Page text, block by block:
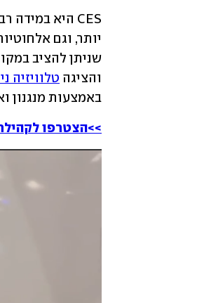
והציגה טלוויזיה
באמצעות מנגנון
>>הצטרפו